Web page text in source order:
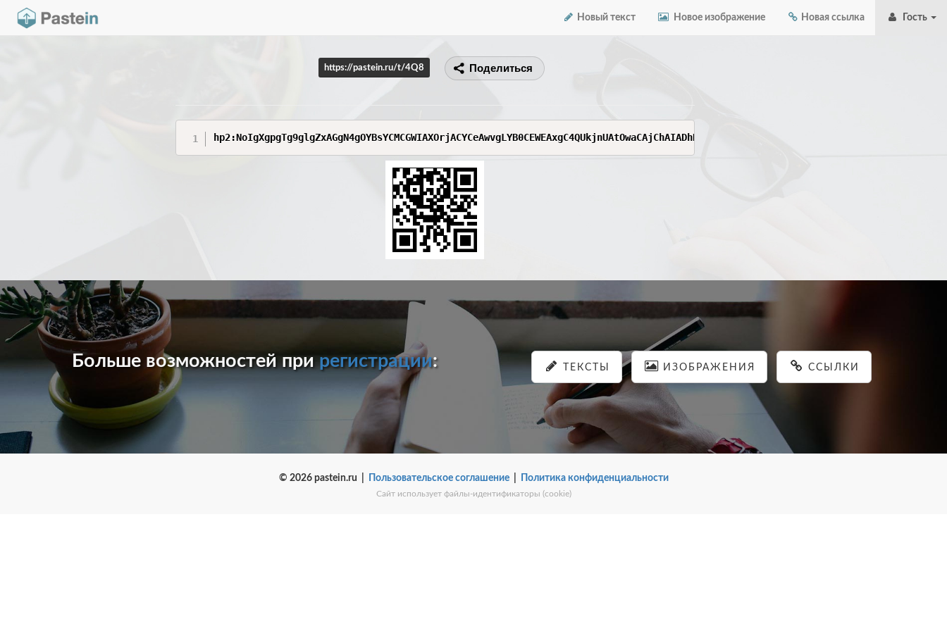
Новый текст Новое изображение Новая ссылка Гость
https://pastein.ru/t/4Q8 Поделиться
Больше возможностей прирегистрации: ТЕКСТЫ ИЗОБРАЖЕНИЯ ССЫЛКИ
© 2026 pastein.ru | Пользовательское соглашение| Политика конфиденциальности
Сайт использует файлы-идентификаторы (cookie)